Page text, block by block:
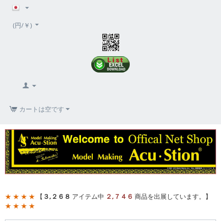
(円/￥)
カートは空です
★ ★ ★ ★ 【 ３,２６８ アイテム中 ２,７４６ 商品を出展しています。】
★ ★ ★ ★